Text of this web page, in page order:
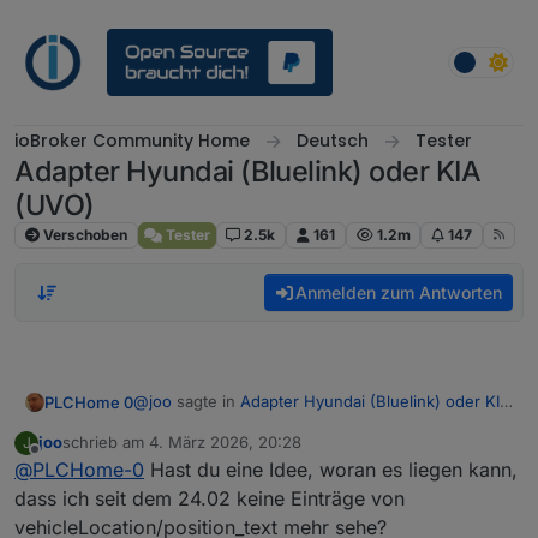
ioBroker Community Home Deutsch Tester
Adapter Hyundai (Bluelink) oder KIA
(UVO)
Verschoben Tester 2.5k 161 1.2m 147
Anmelden zum Antworten
PLCHome 0@joo sagte in Adapter Hyundai (Bluelink) oder KIA
@PLCHome-0sagte inAdapter Hyundai
(Bluelink) oder KIA (UVO)
Ja dass ist halt der Unterschied zwischen einer
J
Offline
jooschrieb am 4. März 2026, 20:28
zuletzt editiert von
@PLCHome-0 Hast du eine Idee, woran es liegen kann,
dass ich seit dem 24.02 keine Einträge von
vehicleLocation/position_text mehr sehe?